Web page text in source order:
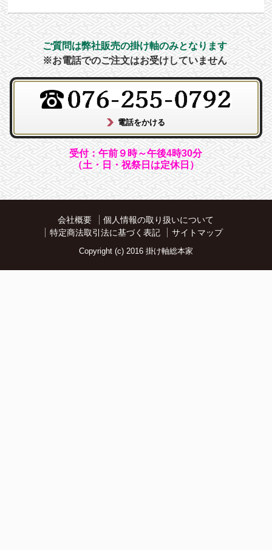
ご質問は弊社販売の掛け軸のみとなります
※お電話でのご注文はお受けしていません
受付：午前９時～午後4時30分
（土・日・祝祭日は定休日）
会社概要
個人情報の取り扱いについて
特定商法取引法に基づく表記
サイトマップ
Copyright (c) 2016 掛け軸総本家